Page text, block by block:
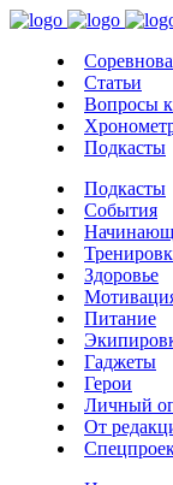
Статьи
Вопросы
Подкасты
Подкасты
События
Здоровье
Питание
Гаджеты
Герои
Личный
От